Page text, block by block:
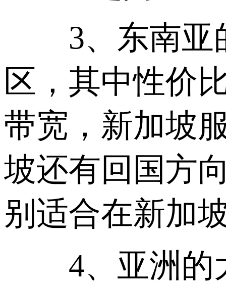
3、东南亚的
区，其中性价
带宽，新加坡
坡还有回国方
别适合在新加
4、亚洲的大